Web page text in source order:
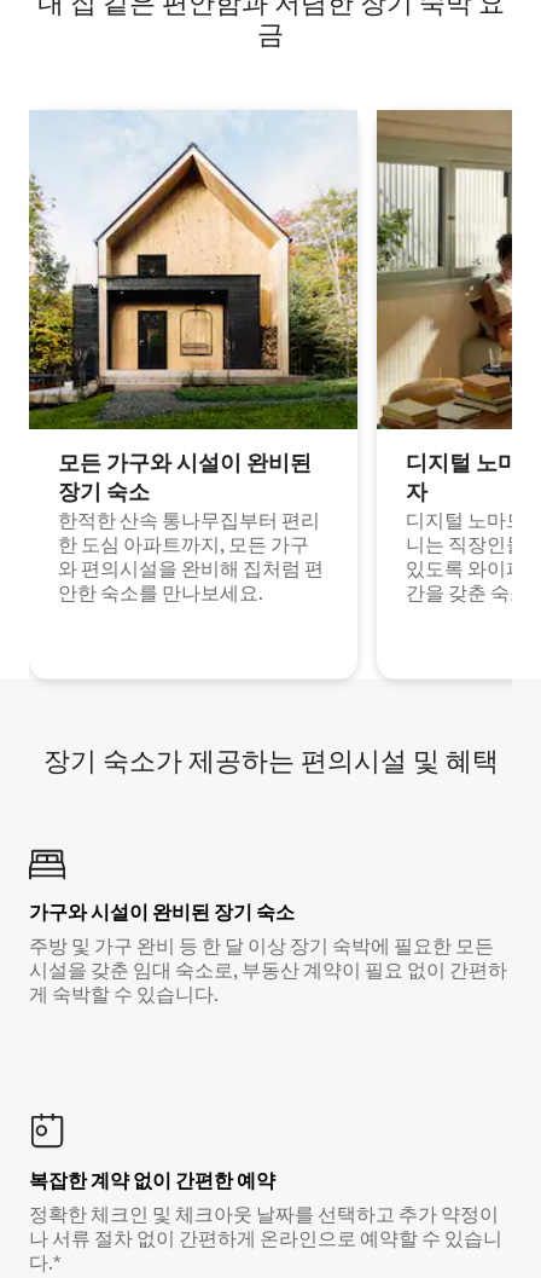
금
모든 가구와 시설이 완비된
장기 숙소
한적한 산속 통나무집부터 편리
한 도심 아파트까지, 모든 가구
와 편의시설을 완비해 집처럼 편
안한 숙소를 만나보세요.
디지털 노마
자
디지털 노마드
니는 직장인들
있도록 와이파
간을 갖춘 숙소
장기 숙소가 제공하는 편의시설 및 혜택
가구와 시설이 완비된 장기 숙소
주방 및 가구 완비 등 한 달 이상 장기 숙박에 필요한 모든
시설을 갖춘 임대 숙소로, 부동산 계약이 필요 없이 간편하
게 숙박할 수 있습니다.
복잡한 계약 없이 간편한 예약
정확한 체크인 및 체크아웃 날짜를 선택하고 추가 약정이
나 서류 절차 없이 간편하게 온라인으로 예약할 수 있습니
다.*